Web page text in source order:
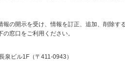
報の開示を受け、情報を訂正、追加、削除
窓口をご利用ください。
ビル1F（〒411-0943）